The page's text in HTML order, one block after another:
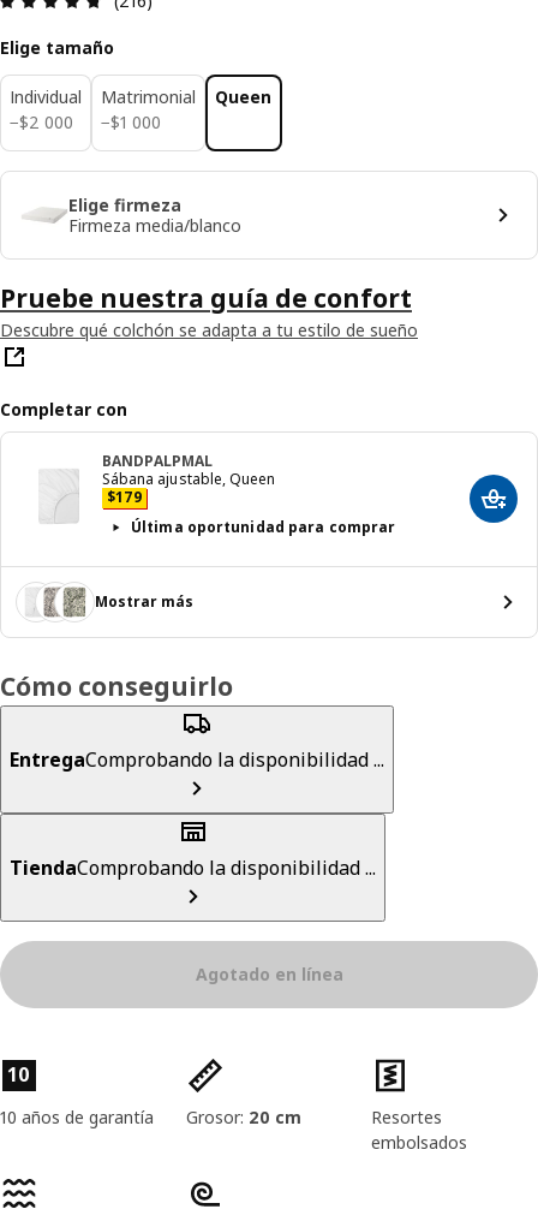
Elige tamaño
Individual
−$2 000
$ 2000
Matrimonial
−$1 000
$ 1000
Queen
Elige firmeza
Firmeza media/blanco
Pruebe nuestra guía de confort
Descubre qué colchón se adapta a tu estilo de sueño
Completar con
BANDPALPMAL
Sábana ajustable, Queen
$179
Precio $ 179
Última oportunidad para comprar
Mostrar más
Cómo conseguirlo
EntregaComprobando la disponibilidad ...
TiendaComprobando la disponibilidad ...
Agotado en línea
Características del producto
10
10 años de garantía Grosor: 20 cm
Resortes
embolsados